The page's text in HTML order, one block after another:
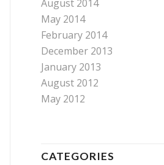
August 2014
May 2014
February 2014
December 2013
January 2013
August 2012
May 2012
CATEGORIES